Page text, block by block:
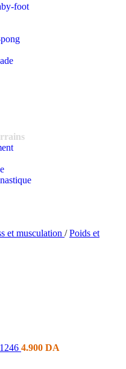
foot
et musculation / Poids et
4.900 DA